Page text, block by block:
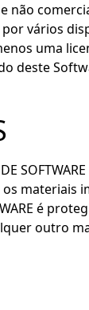
não
vários
uma
deste
é